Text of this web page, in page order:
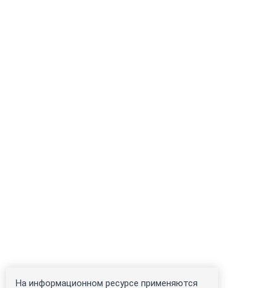
На информационном ресурсе применяются